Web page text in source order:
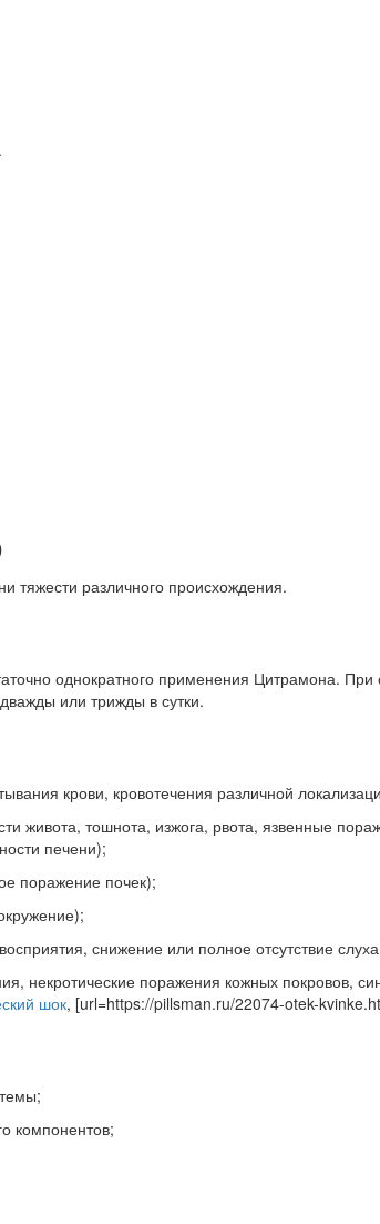
тяжести различного происхождения.
однократного применения Цитрамона. При
или трижды в сутки.
крови, кровотечения различной
живота, тошнота, изжога, рвота, язвенные
печени);
поражение почек);
снижение или полное отсутствие
некротические поражения кожных покровов,
шок, [url=https://pillsman.ru/22074-otek-
компонентов;